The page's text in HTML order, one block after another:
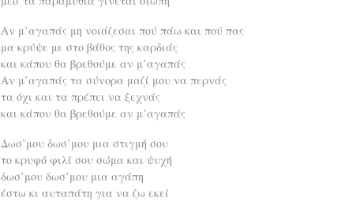
Αν μ’αγαπάς μη νοιάζεσαι πού πάω και πού πας
μα κρύψε με στο βάθος της καρδιάς
και κάπου θα βρεθούμε αν μ’αγαπάς
Αν μ’αγαπάς τα σύνορα μαζί μου να περνάς
τα όχι και τα πρέπει να ξεχνάς
και κάπου θα βρεθούμε αν μ’αγαπάς
Δωσ’μου δωσ’μου μια στιγμή σου
το κρυφό φιλί σου σώμα και ψυχή
δωσ’μου δωσ’μου μια αγάπη
έστω κι αυταπάτη για να ζω εκεί